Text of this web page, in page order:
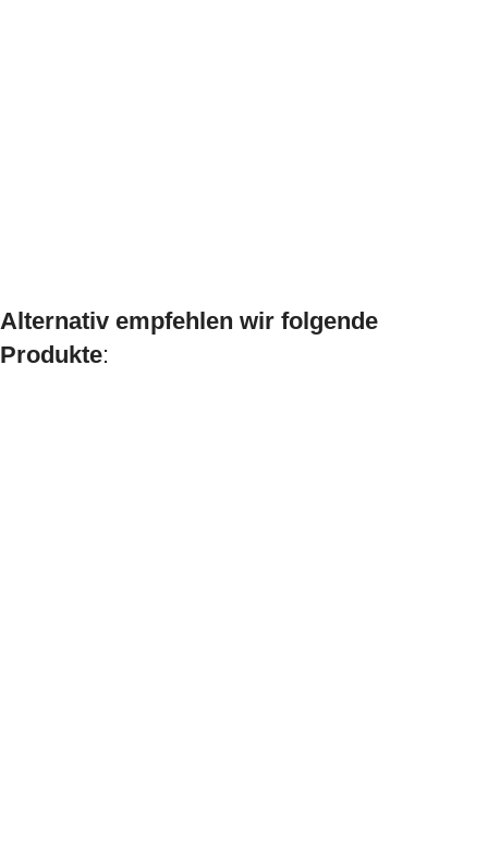
Alternativ empfehlen wir folgende
Produkte: